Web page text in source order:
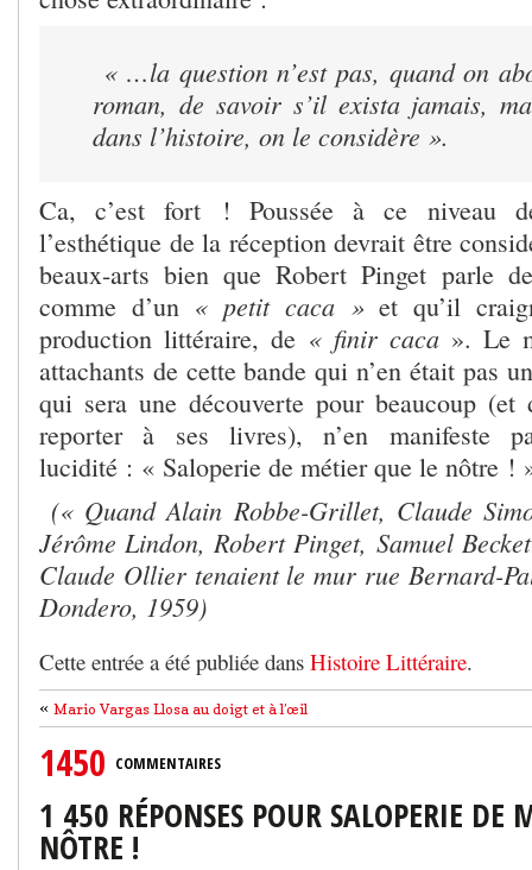
« …la question n’est pas, quand on
roman, de savoir s’il exista jamais,
dans l’histoire, on le considère ».
Ca, c’est fort ! Poussée à ce niveau
l’esthétique de la réception devrait être
beaux-arts bien que Robert Pinget parle
comme d’un « petit caca »et qu’il
production littéraire, de « finir caca». Le
attachants de cette bande qui n’en était pas
qui sera une découverte pour beaucoup (et
reporter à ses livres), n’en manifeste
lucidité : « Saloperie de métier que le nôtre !
(« Quand Alain Robbe-Grillet, Claude
Jérôme Lindon, Robert Pinget, Samuel
Claude Ollier tenaient le mur rue Bernard-
Dondero, 1959)
Cette entrée a été publiée dans Histoire Littéraire.
« Mario Vargas Llosa au doigt et à l’œil
1450 COMMENTAIRES
1 450 RÉPONSES POUR SALOPERIE DE
NÔTRE !